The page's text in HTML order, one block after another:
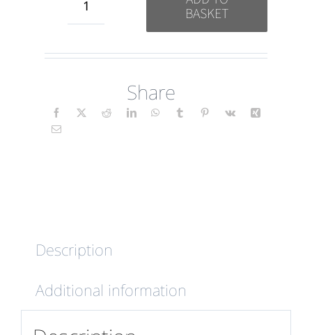
Gratitude
quantity
BASKET
Share
Description
Additional information